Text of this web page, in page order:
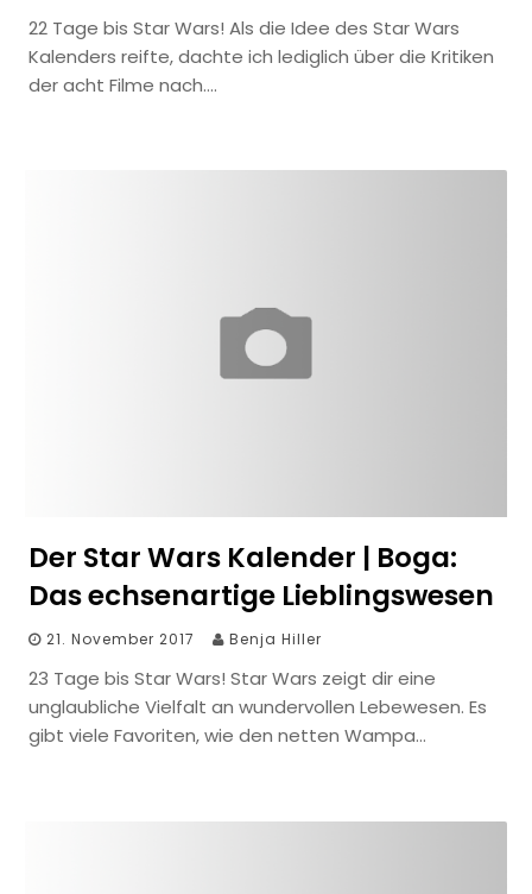
22 Tage bis Star Wars! Als die Idee des Star Wars
Kalenders reifte, dachte ich lediglich über die Kritiken
der acht Filme nach….
Der Star Wars Kalender | Boga:
Das echsenartige Lieblingswesen
21. November 2017 Benja Hiller
23 Tage bis Star Wars! Star Wars zeigt dir eine
unglaubliche Vielfalt an wundervollen Lebewesen. Es
gibt viele Favoriten, wie den netten Wampa…